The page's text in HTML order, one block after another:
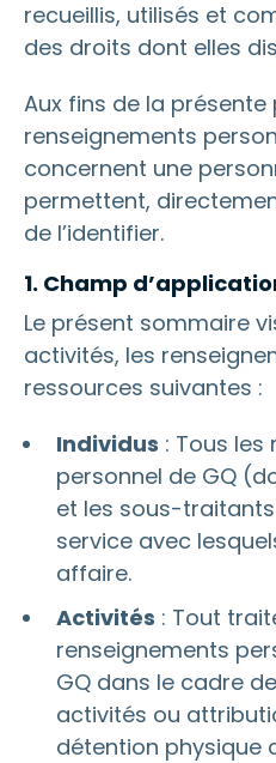
recueillis, utilisés et
des droits dont elles
Aux fins de la présente
renseignements
concernent une
permettent,
de l’identifier.
1. Champ
Le présent sommaire
activités, les
ressources suivantes :
Individus : Tous les
personnel de GQ
et les sous-
service avec
affaire.
Activités : Tout
renseignements
GQ dans le cadre
activités ou
détention physique